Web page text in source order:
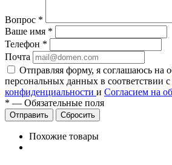
Вопрос *
Ваше имя *
Телефон *
Почта
Отправляя форму, я соглашаюсь на
персональных данных в соответствии с
конфиденциальности и Согласием на
* — Обязательные поля
Сбросить
Похожие товары